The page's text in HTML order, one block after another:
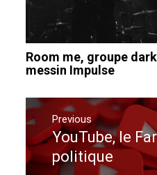
Room me, groupe
messin Impulse
Navigation
de
l’article
Previous
Previous
post:
YouTube, le
politique